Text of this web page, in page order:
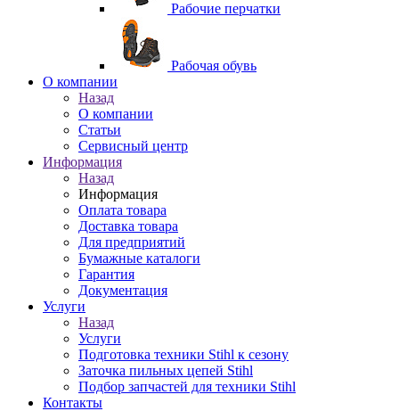
Рабочие перчатки
Рабочая обувь
O компании
Назад
O компании
Статьи
Сервисный центр
Информация
Назад
Информация
Оплата товара
Доставка товара
Для предприятий
Бумажные каталоги
Гарантия
Документация
Услуги
Назад
Услуги
Подготовка техники Stihl к сезону
Заточка пильных цепей Stihl
Подбор запчастей для техники Stihl
Контакты